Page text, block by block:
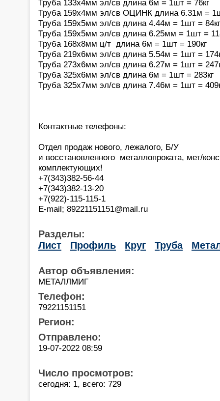
Труба 133х4мм эл/св длина 6м = 1шт = 76кг
Труба 159х4мм эл/св ОЦИНК длина 6.31м =
Труба 159х5мм эл/св длина 4.44м = 1шт = 84кг
Труба 159х5мм эл/св длина 6.25мм = 1шт =
Труба 168х8мм ц/т длина 6м = 1шт = 190кг
Труба 219х6мм эл/св длина 5.54м = 1шт =
Труба 273х6мм эл/св длина 6.27м = 1шт =
Труба 325х6мм эл/св длина 6м = 1шт = 283кг
Труба 325х7мм эл/св длина 7.46м = 1шт =
Контактные телефоны:
Отдел продаж нового, лежалого, Б/У
и восстановленного металлопроката, мет/
комплектующих!
+7(343)382-56-44
+7(343)382-13-20
+7(922)-115-115-1
E-mail; 89221151151@mail.ru
Разделы:
Лист
Профиль Круг Труба
Автор объявления:
МЕТАЛЛМИГ
Телефон:
79221151151
Регион:
Отправлено:
19-07-2022 08:59
Число просмотров:
сегодня: 1, всего: 729